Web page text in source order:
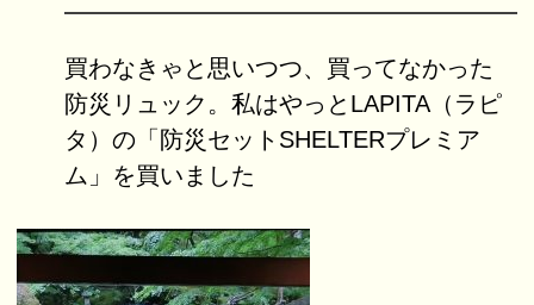
買わなきゃと思いつつ、買ってなかった
防災リュック。私はやっとLAPITA（ラピ
タ）の「防災セットSHELTERプレミア
ム」を買いました